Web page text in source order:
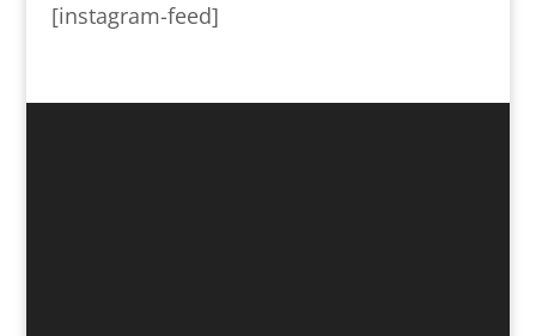
[instagram-feed]